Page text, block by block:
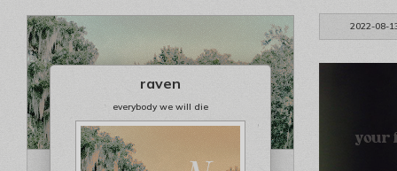
2022-08-
raven
everybody we will die